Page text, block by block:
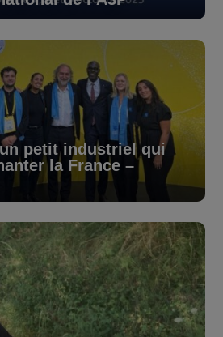
petit industriel qui
la France –